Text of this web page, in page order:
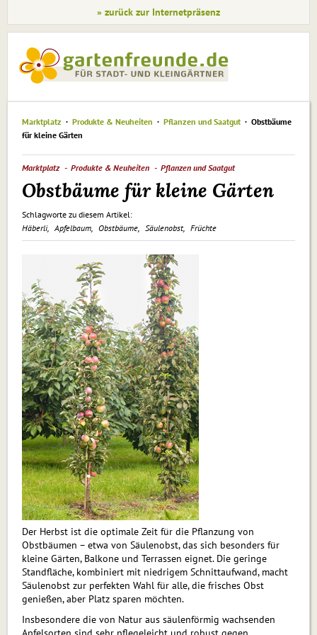
» zurück zur Internetpräsenz
Marktplatz Produkte & Neuheiten Pflanzen und Saatgut
Obstbäume
für kleine Gärten
Marktplatz Produkte & Neuheiten Pflanzen und Saatgut
Obstbäume für kleine Gärten
Schlagworte zu diesem Artikel:
Häberli
Apfelbaum Obstbäume Säulenobst Früchte
Der Herbst ist die optimale Zeit für die Pflanzung von
Obstbäumen – etwa von Säulenobst, das sich besonders für
kleine Gärten, Balkone und Terrassen eignet. Die geringe
Standfläche, kombiniert mit niedrigem Schnittaufwand, macht
Säulenobst zur perfekten Wahl für alle, die frisches Obst
genießen, aber Platz sparen möchten.
Insbesondere die von Natur aus säulenförmig wachsenden